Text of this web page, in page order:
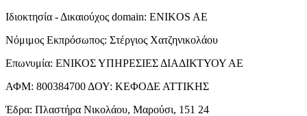
Ιδιοκτησία - Δικαιούχος domain: ENIKOS AE
Νόμιμος Εκπρόσωπος: Στέργιος Χατζηνικολάου
Επωνυμία: ΕΝΙΚΟΣ ΥΠΗΡΕΣΙΕΣ ΔΙΑΔΙΚΤΥΟΥ ΑΕ
ΑΦΜ: 800384700 ΔΟΥ: ΚΕΦΟΔΕ ΑΤΤΙΚΗΣ
Έδρα: Πλαστήρα Νικολάου, Μαρούσι, 151 24